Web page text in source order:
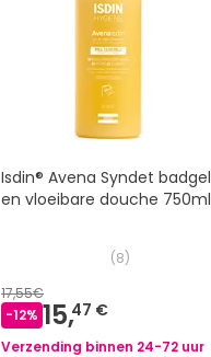
Isdin® Avena Syndet badgel
en vloeibare douche 750ml
(8)
17,55€
-12% 15,47 €
Verzending binnen 24-72 uur